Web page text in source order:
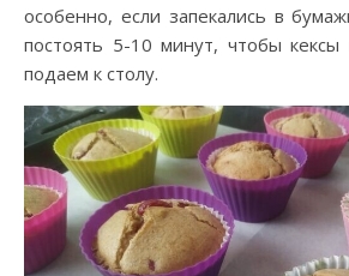
особенно, если запекались в
постоять 5-10 минут, чтобы
подаем к столу.